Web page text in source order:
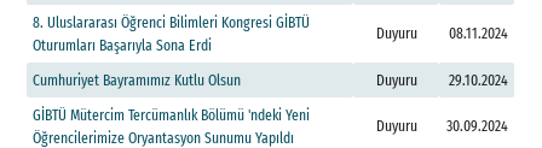
8. Uluslararası Öğrenci Bilimleri Kongresi GİBTÜ
Oturumları Başarıyla Sona Erdi
Duyuru 08.11.2024
Cumhuriyet Bayramımız Kutlu Olsun Duyuru
29.10.2024
GİBTÜ Mütercim Tercümanlık Bölümü 'ndeki Yeni
Öğrencilerimize Oryantasyon Sunumu Yapıldı
Duyuru 30.09.2024